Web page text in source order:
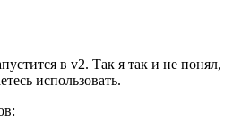
в v2. Так я так и не понял,
использовать.